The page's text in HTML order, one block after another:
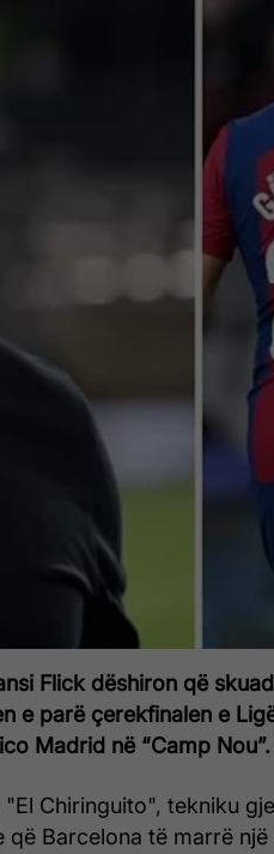
Flick dëshiron që
e parë çerekfinalen e
Madrid në “Camp Nou”.
Chiringuito", tekniku
Barcelona të marrë